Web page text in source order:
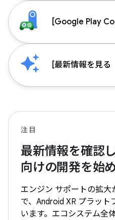
[Google Play
[最新情報を見る
注目
最新情報を確認
向けの開発を始
エンジン サポートの拡大
で、Android XR プラット
います。エコシステム全